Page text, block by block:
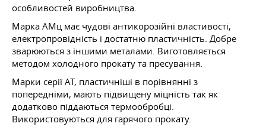
особливостей виробництва.
Марка АМц має чудові антикорозійні властивості,
електропровідність і достатню пластичність. Добре
зварюються з іншими металами. Виготовляється
методом холодного прокату та пресування.
Марки серії АТ, пластичніші в порівнянні з
попередніми, мають підвищену міцність так як
додатково піддаються термообробці.
Використовуються для гарячого прокату.